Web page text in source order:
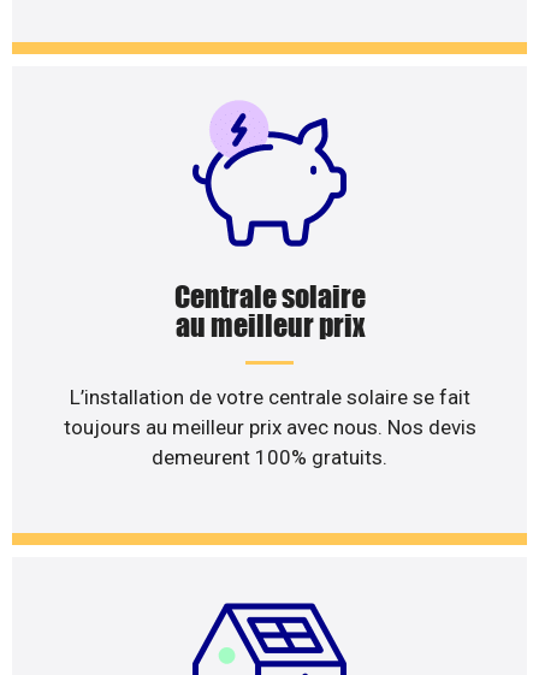
Centrale solaire
au meilleur prix
L’installation de votre centrale solaire se fait
toujours au meilleur prix avec nous. Nos devis
demeurent 100% gratuits.